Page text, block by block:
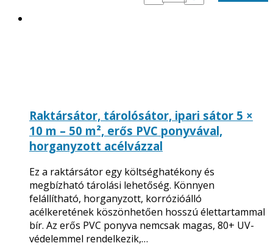
Raktársátor, tárolósátor, ipari sátor 5 ×
10 m – 50 m², erős PVC ponyvával,
horganyzott acélvázzal
Ez a raktársátor egy költséghatékony és
megbízható tárolási lehetőség. Könnyen
felállítható, horganyzott, korrózióálló
acélkeretének köszönhetően hosszú élettartammal
bír. Az erős PVC ponyva nemcsak magas, 80+ UV-
védelemmel rendelkezik,…